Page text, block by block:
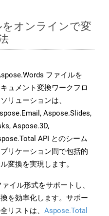
オンラインで変
ファイルを
ュメント変換ワークフロ
リューションは、
Aspose.Slides,
Aspose.3D,
API とのシーム
リケーション間で包括的
変換を実現します。
イル形式をサポートし、
を効率化します。サポー
リストは、 Aspose.Total